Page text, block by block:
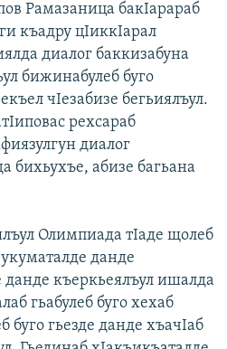
Рамазаница бакIарараб
къадру цIиккIарал
диалог баккизабуна
бижинабулеб буго
чIезабизе бегьиялъул.
рехсараб
диалог
бихьухъе, абизе багьана
Олимпиада тIаде щолеб
данде
данде къеркьеялъул ишалда
гьабулеб буго хехаб
буго гьезде данде хъачIаб